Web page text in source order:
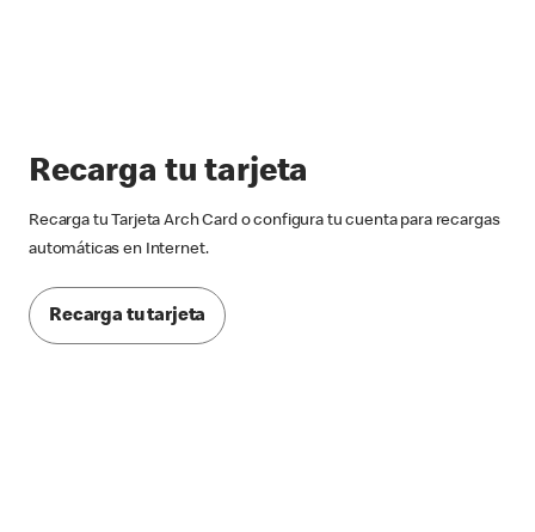
Recarga tu tarjeta
Recarga tu Tarjeta Arch Card o configura tu cuenta para recargas
automáticas en Internet.
Recarga tu tarjeta